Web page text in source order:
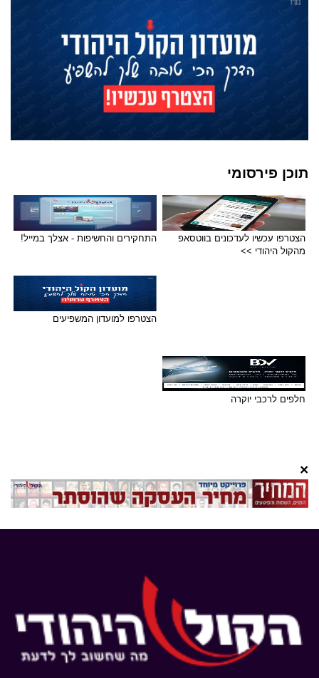
תוכן פירסומי
הצטרפו עכשיו לעדכונים בווטסאפ
מהקול היהודי >>
התחקירים והחשיפות - אצלך במייל!
הצטרפו למועדון המשפיעים
חלפים לרכבי יוקרה
×